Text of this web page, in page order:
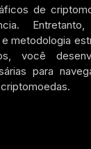
de
metodologia
você
para